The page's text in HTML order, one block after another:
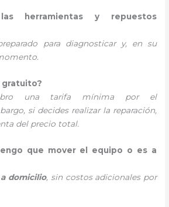
herramientas y repuestos
para diagnosticar y, en su
gratuito?
una tarifa mínima por el
si decides realizar la reparación,
del precio total.
que mover el equipo o es a
domicilio, sin costos adicionales por